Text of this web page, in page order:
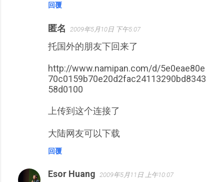
回覆
匿名 2009年5月10日 下午5:07
托国外的朋友下回来了
http://www.namipan.com/d/5e0eae80e
70c0159b70e20d2fac24113290bd8343
58d0100
上传到这个连接了
大陆网友可以下载
回覆
Esor Huang 2009年5月11日 上午10:07